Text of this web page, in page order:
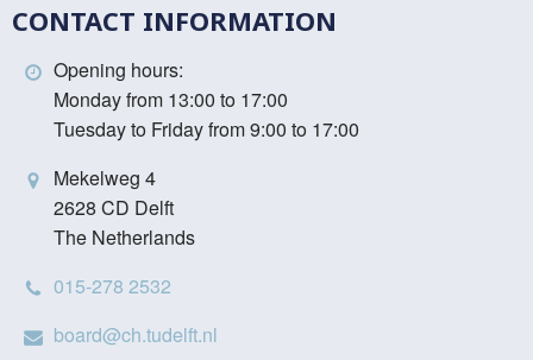
CONTACT INFORMATION
Opening hours:
Monday from 13:00 to 17:00
Tuesday to Friday from 9:00 to 17:00
Mekelweg 4
2628 CD Delft
The Netherlands
015-278 2532
board@ch.tudelft.nl